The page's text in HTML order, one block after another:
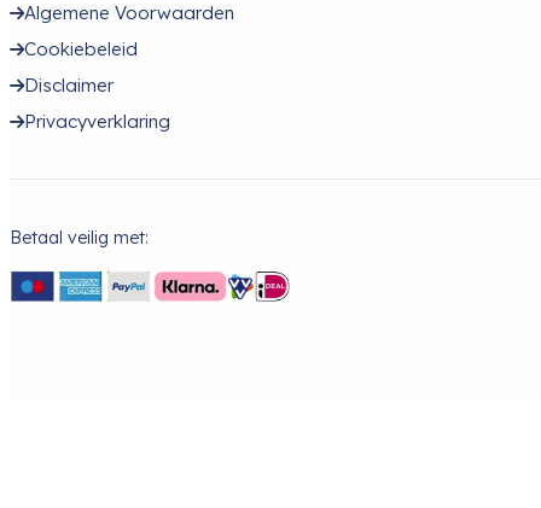
Algemene Voorwaarden
Cookiebeleid
Disclaimer
Privacyverklaring
Betaal veilig met: